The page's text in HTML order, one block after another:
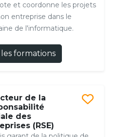
et coordonne les projets
entreprise dans le
de l'informatique.
formations
de la
des
(RSE)